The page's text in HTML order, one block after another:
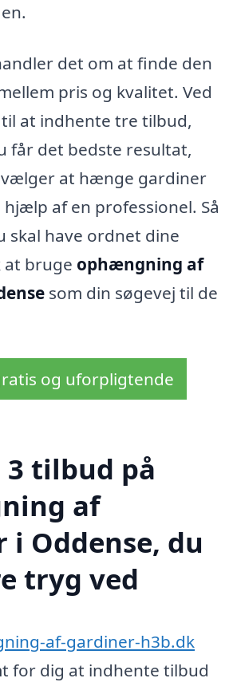
det om at finde den
pris og kvalitet. Ved
at indhente tre tilbud,
får det bedste resultat,
at hænge gardiner
hjælp af en professionel. Så
skal have ordnet dine
at bruge ophængning af
som din søgevej til de
og uforpligtende
3 tilbud på
af
i Oddense, du
tryg ved
af-gardiner-h3b.dk
for dig at indhente tilbud